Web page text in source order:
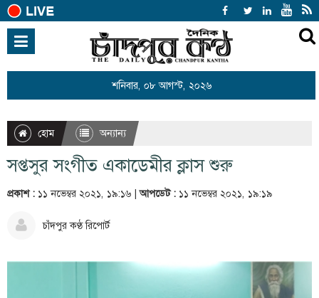
শনিবার, ০৮ আগস্ট, ২০২৬
হোম
জাতীয়
আন্তর্জাতিক
রাজনীতি
বিনোদন
শিক্ষা
স্বাস্থ্য
হোম অন্যান্য
সপ্তসুর সংগীত একাডেমীর ক্লাস শুরু
প্রকাশ : ১১ নভেম্বর ২০২১, ১৯:১৬ |আপডেট : ১১ নভেম্বর ২০২১, ১৯:১৯
চাঁদপুর কণ্ঠ রিপোর্ট